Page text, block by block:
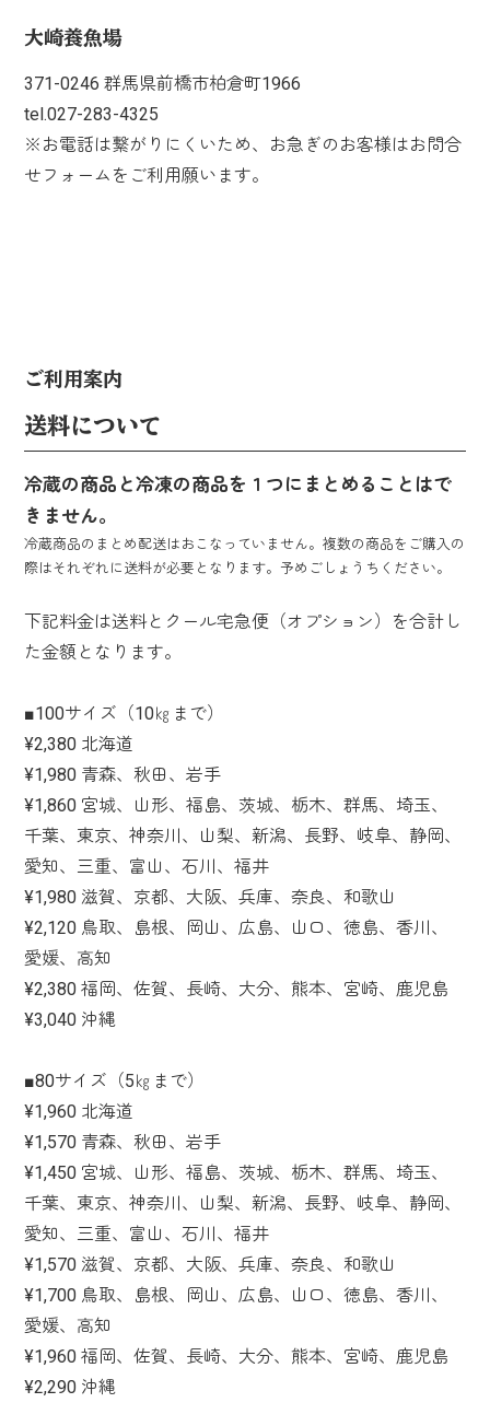
大崎養魚場
371-0246 群馬県前橋市柏倉町1966
tel.027-283-4325
※お電話は繋がりにくいため、お急ぎのお客様はお問合
せフォームをご利用願います。
ご利用案内
送料について
冷蔵の商品と冷凍の商品を１つにまとめることはで
きません。
冷蔵商品のまとめ配送はおこなっていません。複数の商品をご購入の
際はそれぞれに送料が必要となります。予めごしょうちください。
下記料金は送料とクール宅急便（オプション）を合計し
た金額となります。
■100サイズ（10㎏まで）
¥2,380 北海道
¥1,980 青森、秋田、岩手
¥1,860 宮城、山形、福島、茨城、栃木、群馬、埼玉、
千葉、東京、神奈川、山梨、新潟、長野、岐阜、静岡、
愛知、三重、富山、石川、福井
¥1,980 滋賀、京都、大阪、兵庫、奈良、和歌山
¥2,120 鳥取、島根、岡山、広島、山口、徳島、香川、
愛媛、高知
¥2,380 福岡、佐賀、長崎、大分、熊本、宮崎、鹿児島
¥3,040 沖縄
■80サイズ（5㎏まで）
¥1,960 北海道
¥1,570 青森、秋田、岩手
¥1,450 宮城、山形、福島、茨城、栃木、群馬、埼玉、
千葉、東京、神奈川、山梨、新潟、長野、岐阜、静岡、
愛知、三重、富山、石川、福井
¥1,570 滋賀、京都、大阪、兵庫、奈良、和歌山
¥1,700 鳥取、島根、岡山、広島、山口、徳島、香川、
愛媛、高知
¥1,960 福岡、佐賀、長崎、大分、熊本、宮崎、鹿児島
¥2,290 沖縄